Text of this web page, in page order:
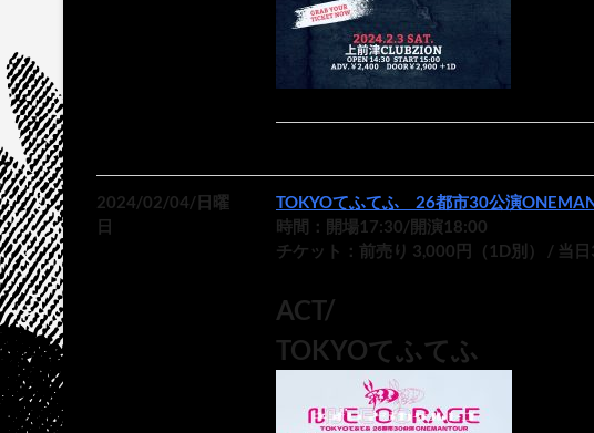
2024/02/04/日曜
日
TOKYOてふてふ 26都市30公演ONEMAN
時間：開場17:30/開演18:00
チケット：前売り 3,000円（1D別） / 当日
ACT/
TOKYOてふてふ